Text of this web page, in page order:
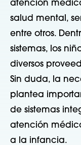
atención
salud mental,
entre otros.
sistemas, los
diversos
Sin duda, la
plantea
de sistemas
atención
a la infancia.